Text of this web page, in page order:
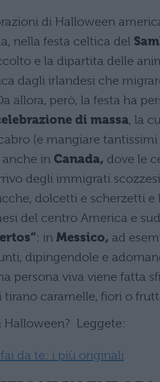
di Halloween
nella festa celtica del
e la dipartita delle
dagli irlandesi che
allora, però, la festa ha
di massa, la
(e mangiare
in Canada, dove le
degli immigrati
dolcetti e scherzetti
del centro America e
: in Messico, ad
dipingendole e
persona viva viene fatta
caramelle, fiori o
Halloween? Leggete:
da te: i più originali